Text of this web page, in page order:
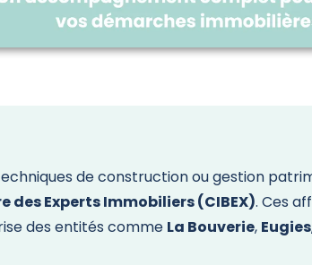
de construction ou gestion
des Experts Immobiliers (CIBEX). Ces
des entités comme La Bouverie, Eugies